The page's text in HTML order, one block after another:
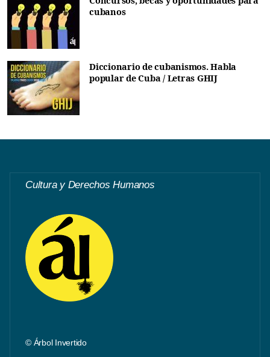
cubanos
Diccionario de cubanismos. Habla
popular de Cuba / Letras GHIJ
Cultura y Derechos Humanos
© Árbol Invertido